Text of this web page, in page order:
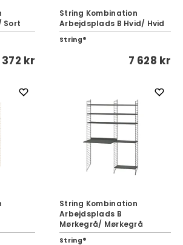
Sort
372 kr
String Kombination
Arbejdsplads B Hvid/ Hvid
String®
7 628 kr
String Kombination
Arbejdsplads B
Mørkegrå/ Mørkegrå
String®